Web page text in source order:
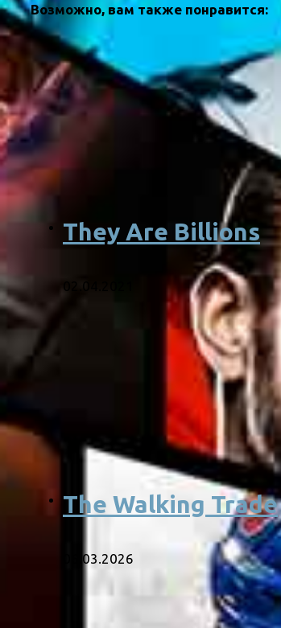
Возможно, вам также понравится:
They Are Billions
02.04.2021
The Walking Trade
06.03.2026